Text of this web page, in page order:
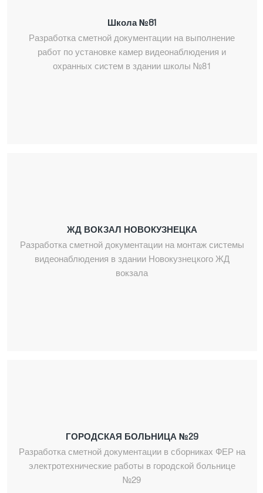
Школа №81
Разработка сметной документации на выполнение
работ по установке камер видеонаблюдения и
охранных систем в здании школы №81
ЖД ВОКЗАЛ НОВОКУЗНЕЦКА
Разработка сметной документации на монтаж системы
видеонаблюдения в здании Новокузнецкого ЖД
вокзала
ГОРОДСКАЯ БОЛЬНИЦА №29
Разработка сметной документации в сборниках ФЕР на
электротехнические работы в городской больнице
№29